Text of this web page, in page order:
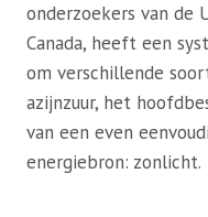
onderzoekers van de
Canada, heeft een
om verschillende
azijnzuur, het
van een even
energiebron: zonlicht.